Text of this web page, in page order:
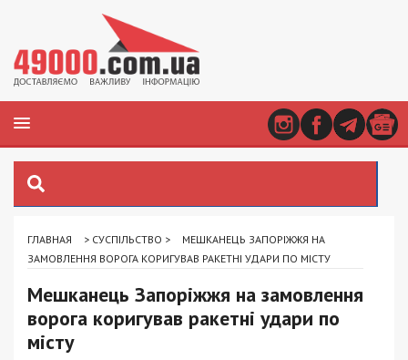
ГЛАВНАЯ > СУСПІЛЬСТВО >
МЕШКАНЕЦЬ ЗАПОРІЖЖЯ НА
ЗАМОВЛЕННЯ ВОРОГА КОРИГУВАВ РАКЕТНІ УДАРИ ПО МІСТУ
Мешканець Запоріжжя на замовлення
ворога коригував ракетні удари по
місту